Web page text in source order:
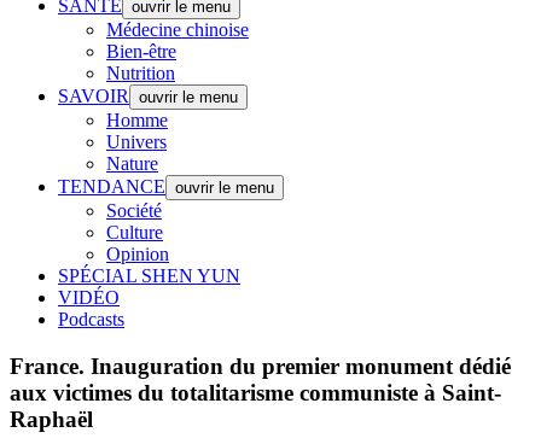
SANTÉ ouvrir le menu
Médecine chinoise
Bien-être
Nutrition
SAVOIR
ouvrir le menu
Homme
Univers
Nature
TENDANCE ouvrir le menu
Société
Culture
Opinion
SPÉCIAL SHEN YUN
VIDÉO
Podcasts
France. Inauguration du premier monument dédié
aux victimes du totalitarisme communiste à Saint-
Raphaël